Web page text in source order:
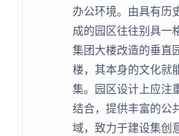
办公环境。由具有历
成的园区往往别具一
集团大楼改造的垂直
楼，其本身的文化就
集。园区设计上应注
结合，提供丰富的公
域，致力于建设集创